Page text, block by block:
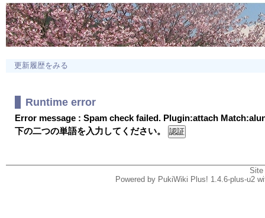
更新履歴をみる
Runtime error
Error message : Spam check failed. Plugin:attach
下の二つの単語を入力してください。
Powered by PukiWiki Plus! 1.4.6-plus-u2